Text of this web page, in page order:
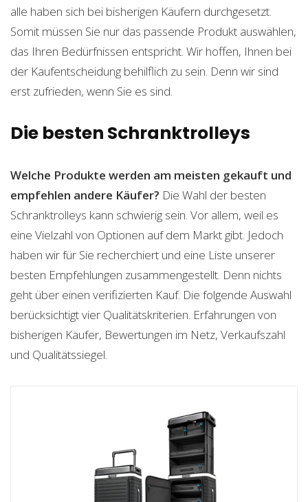
alle haben sich bei bisherigen Käufern durchgesetzt.
Somit müssen Sie nur das passende Produkt auswählen,
das Ihren Bedürfnissen entspricht. Wir hoffen, Ihnen bei
der Kaufentscheidung behilflich zu sein. Denn wir sind
erst zufrieden, wenn Sie es sind.
Die besten Schranktrolleys
Welche Produkte werden am meisten gekauft und
empfehlen andere Käufer? Die Wahl der besten
Schranktrolleys kann schwierig sein. Vor allem, weil es
eine Vielzahl von Optionen auf dem Markt gibt. Jedoch
haben wir für Sie recherchiert und eine Liste unserer
besten Empfehlungen zusammengestellt. Denn nichts
geht über einen verifizierten Kauf. Die folgende Auswahl
berücksichtigt vier Qualitätskriterien. Erfahrungen von
bisherigen Käufer, Bewertungen im Netz, Verkaufszahl
und Qualitätssiegel.